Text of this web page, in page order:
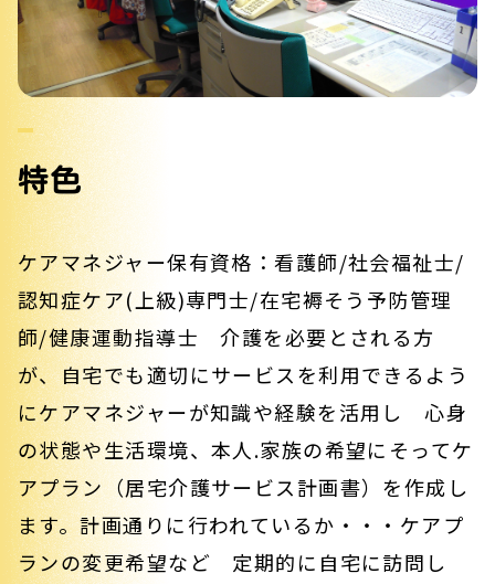
特色
ケアマネジャー保有資格：看護師/社会福祉士/
認知症ケア(上級)専門士/在宅褥そう予防管理
師/健康運動指導士 介護を必要とされる方
が、自宅でも適切にサービスを利用できるよう
にケアマネジャーが知識や経験を活用し 心身
の状態や生活環境、本人.家族の希望にそってケ
アプラン（居宅介護サービス計画書）を作成し
ます。計画通りに行われているか・・・ケアプ
ランの変更希望など 定期的に自宅に訪問し